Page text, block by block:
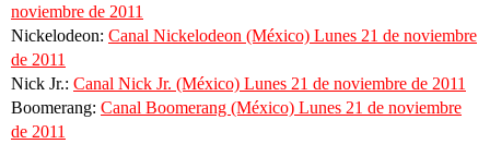
noviembre de 2011
Nickelodeon: Canal Nickelodeon (México) Lunes 21 de noviembre
de 2011
Nick Jr.: Canal Nick Jr. (México) Lunes 21 de noviembre de 2011
Boomerang: Canal Boomerang (México) Lunes 21 de noviembre
de 2011